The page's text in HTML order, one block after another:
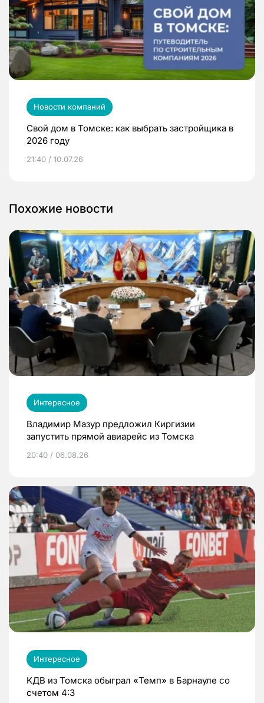
Новости компаний
Свой дом в Томске: как выбрать застройщика в
2026 году
21:40 / 10.07.26
Похожие новости
Интересное
Владимир Мазур предложил Киргизии
запустить прямой авиарейс из Томска
20:40 / 06.08.26
Интересное
КДВ из Томска обыграл «Темп» в Барнауле со
счетом 4:3